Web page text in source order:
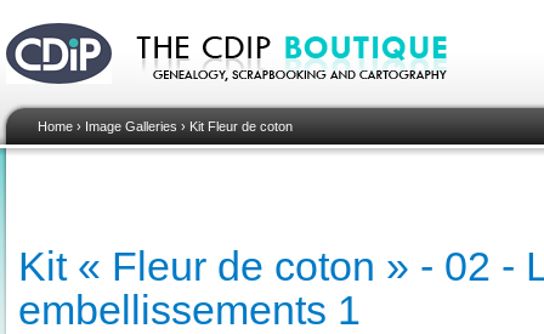
Home › Image Galleries › Kit Fleur de coton
Kit « Fleur de coton » - 02 -
embellissements 1